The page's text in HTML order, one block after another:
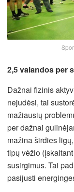
2,5 valandos per
Dažnai fizinis
nejudėsi, tai
mažiausių
per dažnai
mažina širdies
tipų vėžio
susirgimus. Tai
pasijusti